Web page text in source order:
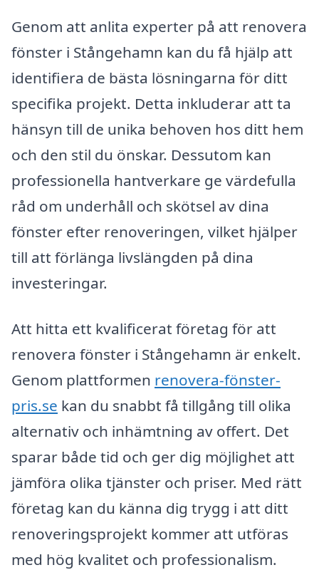
Genom att anlita experter på att renovera
fönster i Stångehamn kan du få hjälp att
identifiera de bästa lösningarna för ditt
specifika projekt. Detta inkluderar att ta
hänsyn till de unika behoven hos ditt hem
och den stil du önskar. Dessutom kan
professionella hantverkare ge värdefulla
råd om underhåll och skötsel av dina
fönster efter renoveringen, vilket hjälper
till att förlänga livslängden på dina
investeringar.
Att hitta ett kvalificerat företag för att
renovera fönster i Stångehamn är enkelt.
Genom plattformen renovera-fönster-
pris.se kan du snabbt få tillgång till olika
alternativ och inhämtning av offert. Det
sparar både tid och ger dig möjlighet att
jämföra olika tjänster och priser. Med rätt
företag kan du känna dig trygg i att ditt
renoveringsprojekt kommer att utföras
med hög kvalitet och professionalism.